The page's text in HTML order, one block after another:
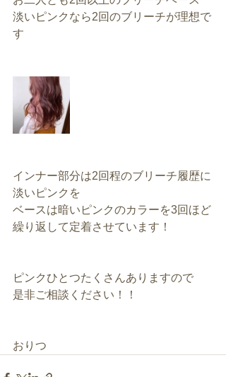
淡いピンクなら2回のブリーチが理想で
す
インナー部分は2回程のブリーチ履歴に
淡いピンクを
ベースは暗いピンクのカラーを3回ほど
繰り返して定着させています！
ピンクひとつたくさんありますので
是非ご相談ください！！
おりつ